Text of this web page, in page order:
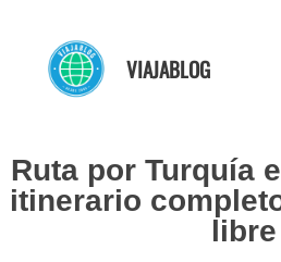
contenido
VIAJABLOG
Ruta por Turquía
itinerario
libre